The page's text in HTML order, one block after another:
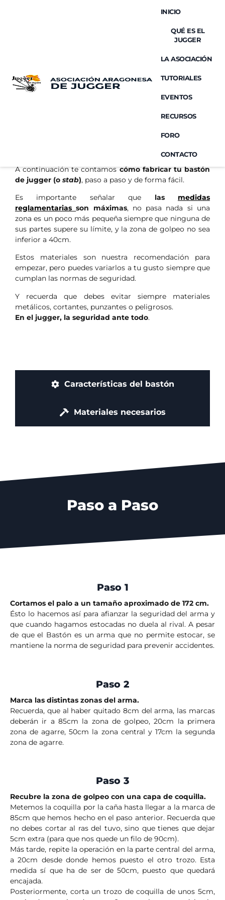
INICIO
QUÉ ES EL
JUGGER
LA ASOCIACIÓN
TUTORIALES
EVENTOS
RECURSOS
FORO
CONTACTO
TUTORIAL: CÓMO HACER
UN BASTÓN
A continuación te contamoscómo fabricar tu bastón
de jugger (o stab), paso a paso y de forma fácil.
Es importante señalar que las medidas
reglamentarias son máximas, no pasa nada si una
zona es un poco más pequeña siempre que ninguna de
sus partes supere su límite, y la zona de golpeo no sea
inferior a 40cm.
Estos materiales son nuestra recomendación para
empezar, pero puedes variarlos a tu gusto siempre que
cumplan las normas de seguridad.
Y recuerda que debes evitar siempre materiales
metálicos, cortantes, punzantes o peligrosos.
En el jugger, la seguridad ante todo.
Características del bastón
Materiales necesarios
Paso a Paso
Paso 1
Cortamos el palo a un tamaño aproximado de 172 cm.
Ésto lo hacemos así para afianzar la seguridad del arma y
que cuando hagamos estocadas no duela al rival. A pesar
de que el Bastón es un arma que no permite estocar, se
mantiene la norma de seguridad para prevenir accidentes.
Paso 2
Marca las distintas zonas del arma.
Recuerda, que al haber quitado 8cm del arma, las marcas
deberán ir a 85cm la zona de golpeo, 20cm la primera
zona de agarre, 50cm la zona central y 17cm la segunda
zona de agarre.
Paso 3
Recubre la zona de golpeo con una capa de coquilla.
Metemos la coquilla por la caña hasta llegar a la marca de
85cm que hemos hecho en el paso anterior. Recuerda que
no debes cortar al ras del tuvo, sino que tienes que dejar
5cm extra (para que nos quede un filo de 90cm).
Más tarde, repite la operación en la parte central del arma,
a 20cm desde donde hemos puesto el otro trozo. Esta
medida sí que ha de ser de 50cm, puesto que quedará
encajada.
Posteriormente, corta un trozo de coquilla de unos 5cm,